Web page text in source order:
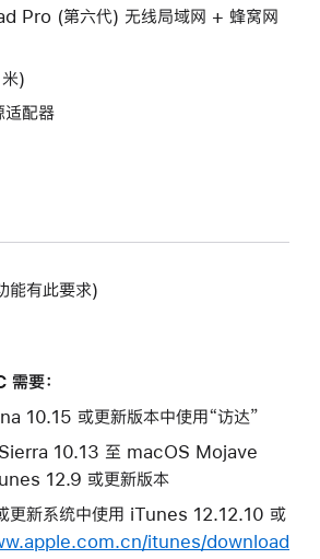
口。
窗
Pro (第六代) 无线局域网 + 蜂窝网
)
配器
能有此要求)
要：
10.15 或更新版本中使用“访达”
10.13 至 macOS Mojave
12.9 或更新版本
新系统中使用 iTunes 12.12.10 或
itunes/download